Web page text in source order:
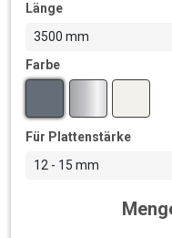
Länge
3500 mm
Farbe
Für Plattenstärke
12 - 15 mm